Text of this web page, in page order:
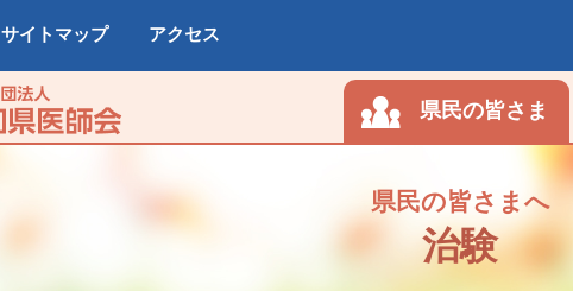
サイトマップ アクセス
県民の皆さま
県民の皆さまへ
治験